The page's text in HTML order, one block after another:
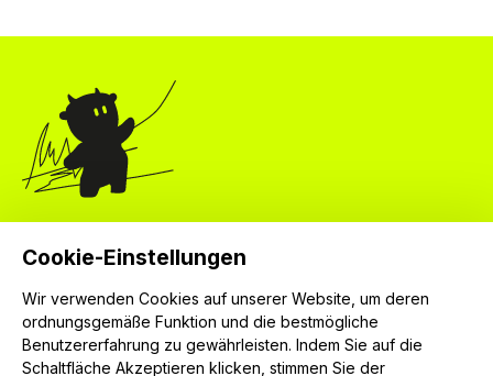
Cookie-Einstellungen
Wir verwenden Cookies auf unserer Website, um deren
ordnungsgemäße Funktion und die bestmögliche
Benutzererfahrung zu gewährleisten. Indem Sie auf die
Schaltfläche Akzeptieren klicken, stimmen Sie der
Organizátor
krutón, z.s.
Červenkova 524/8
182 00 Praha 8
IČ: 04024745